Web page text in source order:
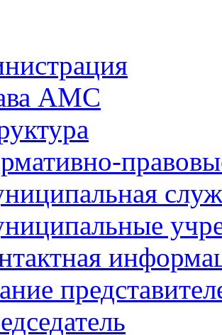
АМС